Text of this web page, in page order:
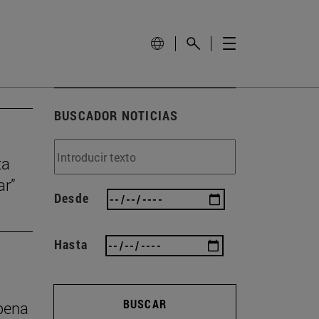
BUSCADOR NOTICIAS
Desde
Hasta
BUSCAR